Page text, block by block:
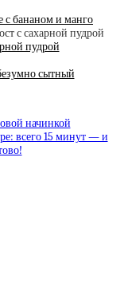
с бананом и манго
пудрой
сытный
начинкой
всего 15 минут — и